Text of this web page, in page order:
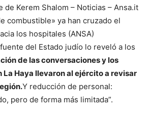
de Kerem Shalom – Noticias – Ansa.it
combustible» ya han cruzado el
los hospitales (ANSA)
del Estado judío lo reveló a los
de las conversaciones y los
Haya llevaron al ejército a revisar
Y reducción de personal:
pero de forma más limitada”.